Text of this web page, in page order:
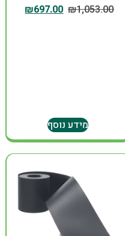
₪1,053.00
₪697.00
מידע נוסף